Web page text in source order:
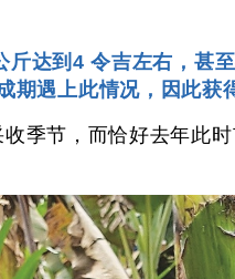
达到4 令吉左右，甚
遇上此情况，因此获
季节，而恰好去年此